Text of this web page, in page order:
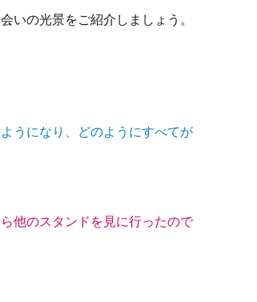
いの光景をご紹介しましょう。
うになり、どのようにすべてが
他のスタンドを見に行ったので